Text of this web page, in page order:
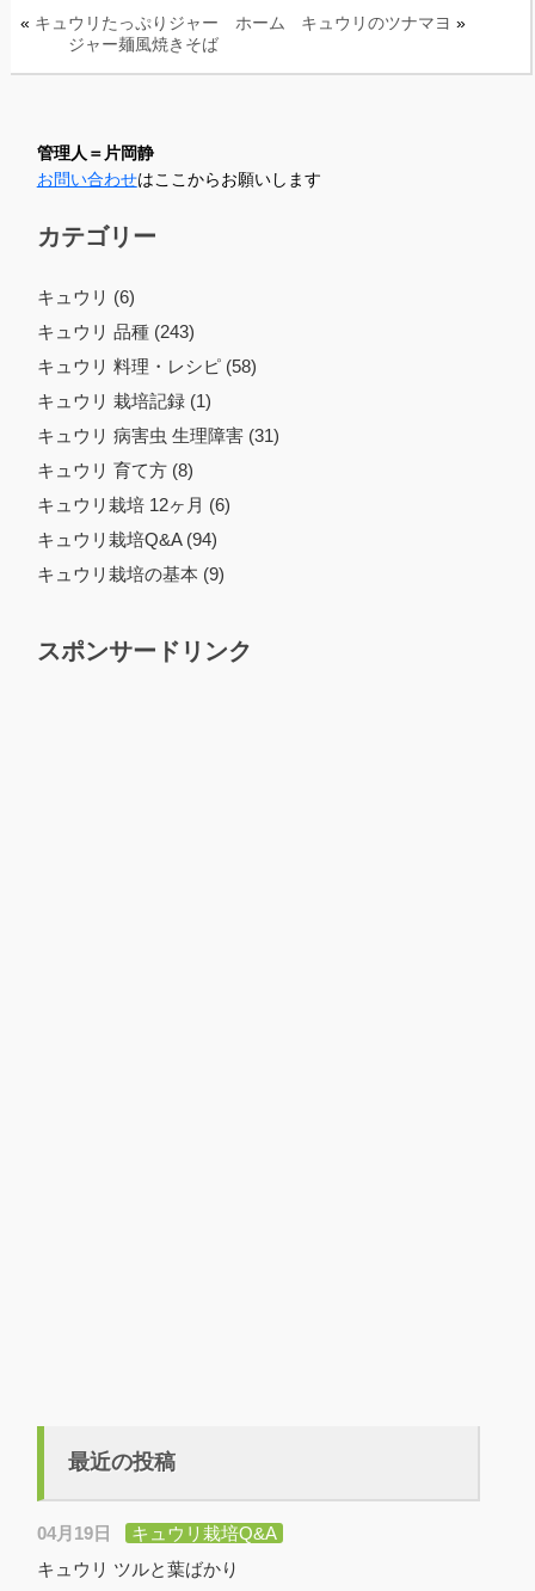
« キュウリたっぷりジャー
ジャー麺風焼きそば
ホーム キュウリのツナマヨ »
管理人＝片岡静
お問い合わせはここからお願いします
カテゴリー
キュウリ (6)
キュウリ 品種 (243)
キュウリ 料理・レシピ (58)
キュウリ 栽培記録 (1)
キュウリ 病害虫 生理障害 (31)
キュウリ 育て方 (8)
キュウリ栽培 12ヶ月 (6)
キュウリ栽培Q&A (94)
キュウリ栽培の基本 (9)
スポンサードリンク
最近の投稿
04月19日
キュウリ栽培Q&A
キュウリ ツルと葉ばかり